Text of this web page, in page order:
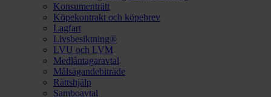
Konsumenträtt
Köpekontrakt och köpebrev
Lagfart
Livsbesiktning®
LVU och LVM
Medlåntagaravtal
Målsägandebiträde
Rättshjälp
Samboavtal